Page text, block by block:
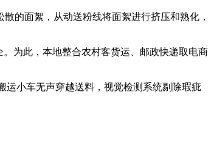
的面絮，从动送粉线将面絮进行挤压和熟化，
为此，本地整合农村客货运、邮政快递取电商
小车无声穿越送料，视觉检测系统剔除瑕疵